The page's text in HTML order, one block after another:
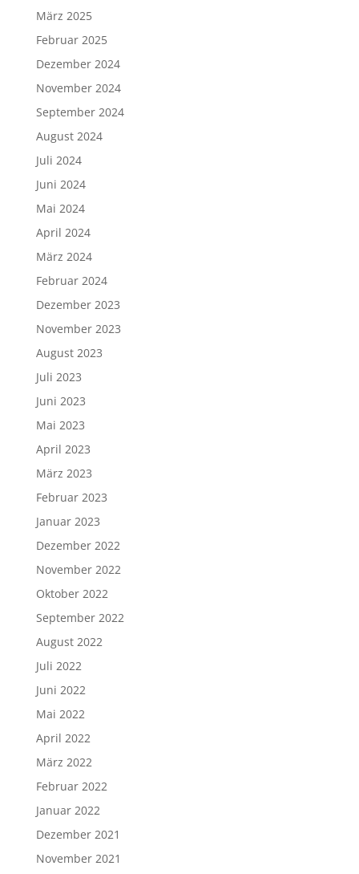
März 2025
Februar 2025
Dezember 2024
November 2024
September 2024
August 2024
Juli 2024
Juni 2024
Mai 2024
April 2024
März 2024
Februar 2024
Dezember 2023
November 2023
August 2023
Juli 2023
Juni 2023
Mai 2023
April 2023
März 2023
Februar 2023
Januar 2023
Dezember 2022
November 2022
Oktober 2022
September 2022
August 2022
Juli 2022
Juni 2022
Mai 2022
April 2022
März 2022
Februar 2022
Januar 2022
Dezember 2021
November 2021